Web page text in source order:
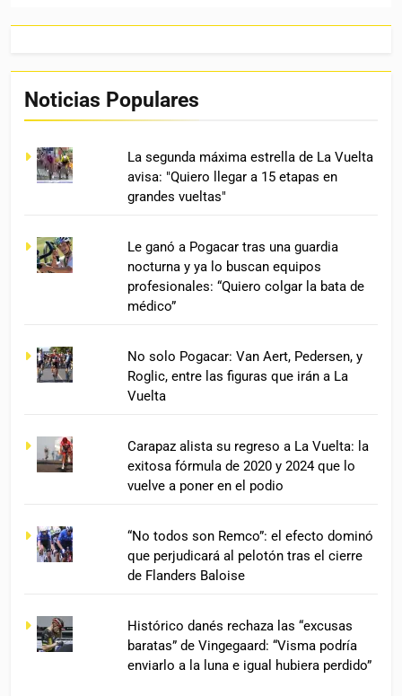
Noticias Populares
La segunda máxima estrella de La Vuelta
avisa: "Quiero llegar a 15 etapas en
grandes vueltas"
Le ganó a Pogacar tras una guardia
nocturna y ya lo buscan equipos
profesionales: “Quiero colgar la bata de
médico”
No solo Pogacar: Van Aert, Pedersen, y
Roglic, entre las figuras que irán a La
Vuelta
Carapaz alista su regreso a La Vuelta: la
exitosa fórmula de 2020 y 2024 que lo
vuelve a poner en el podio
“No todos son Remco”: el efecto dominó
que perjudicará al pelotón tras el cierre
de Flanders Baloise
Histórico danés rechaza las “excusas
baratas” de Vingegaard: “Visma podría
enviarlo a la luna e igual hubiera perdido”